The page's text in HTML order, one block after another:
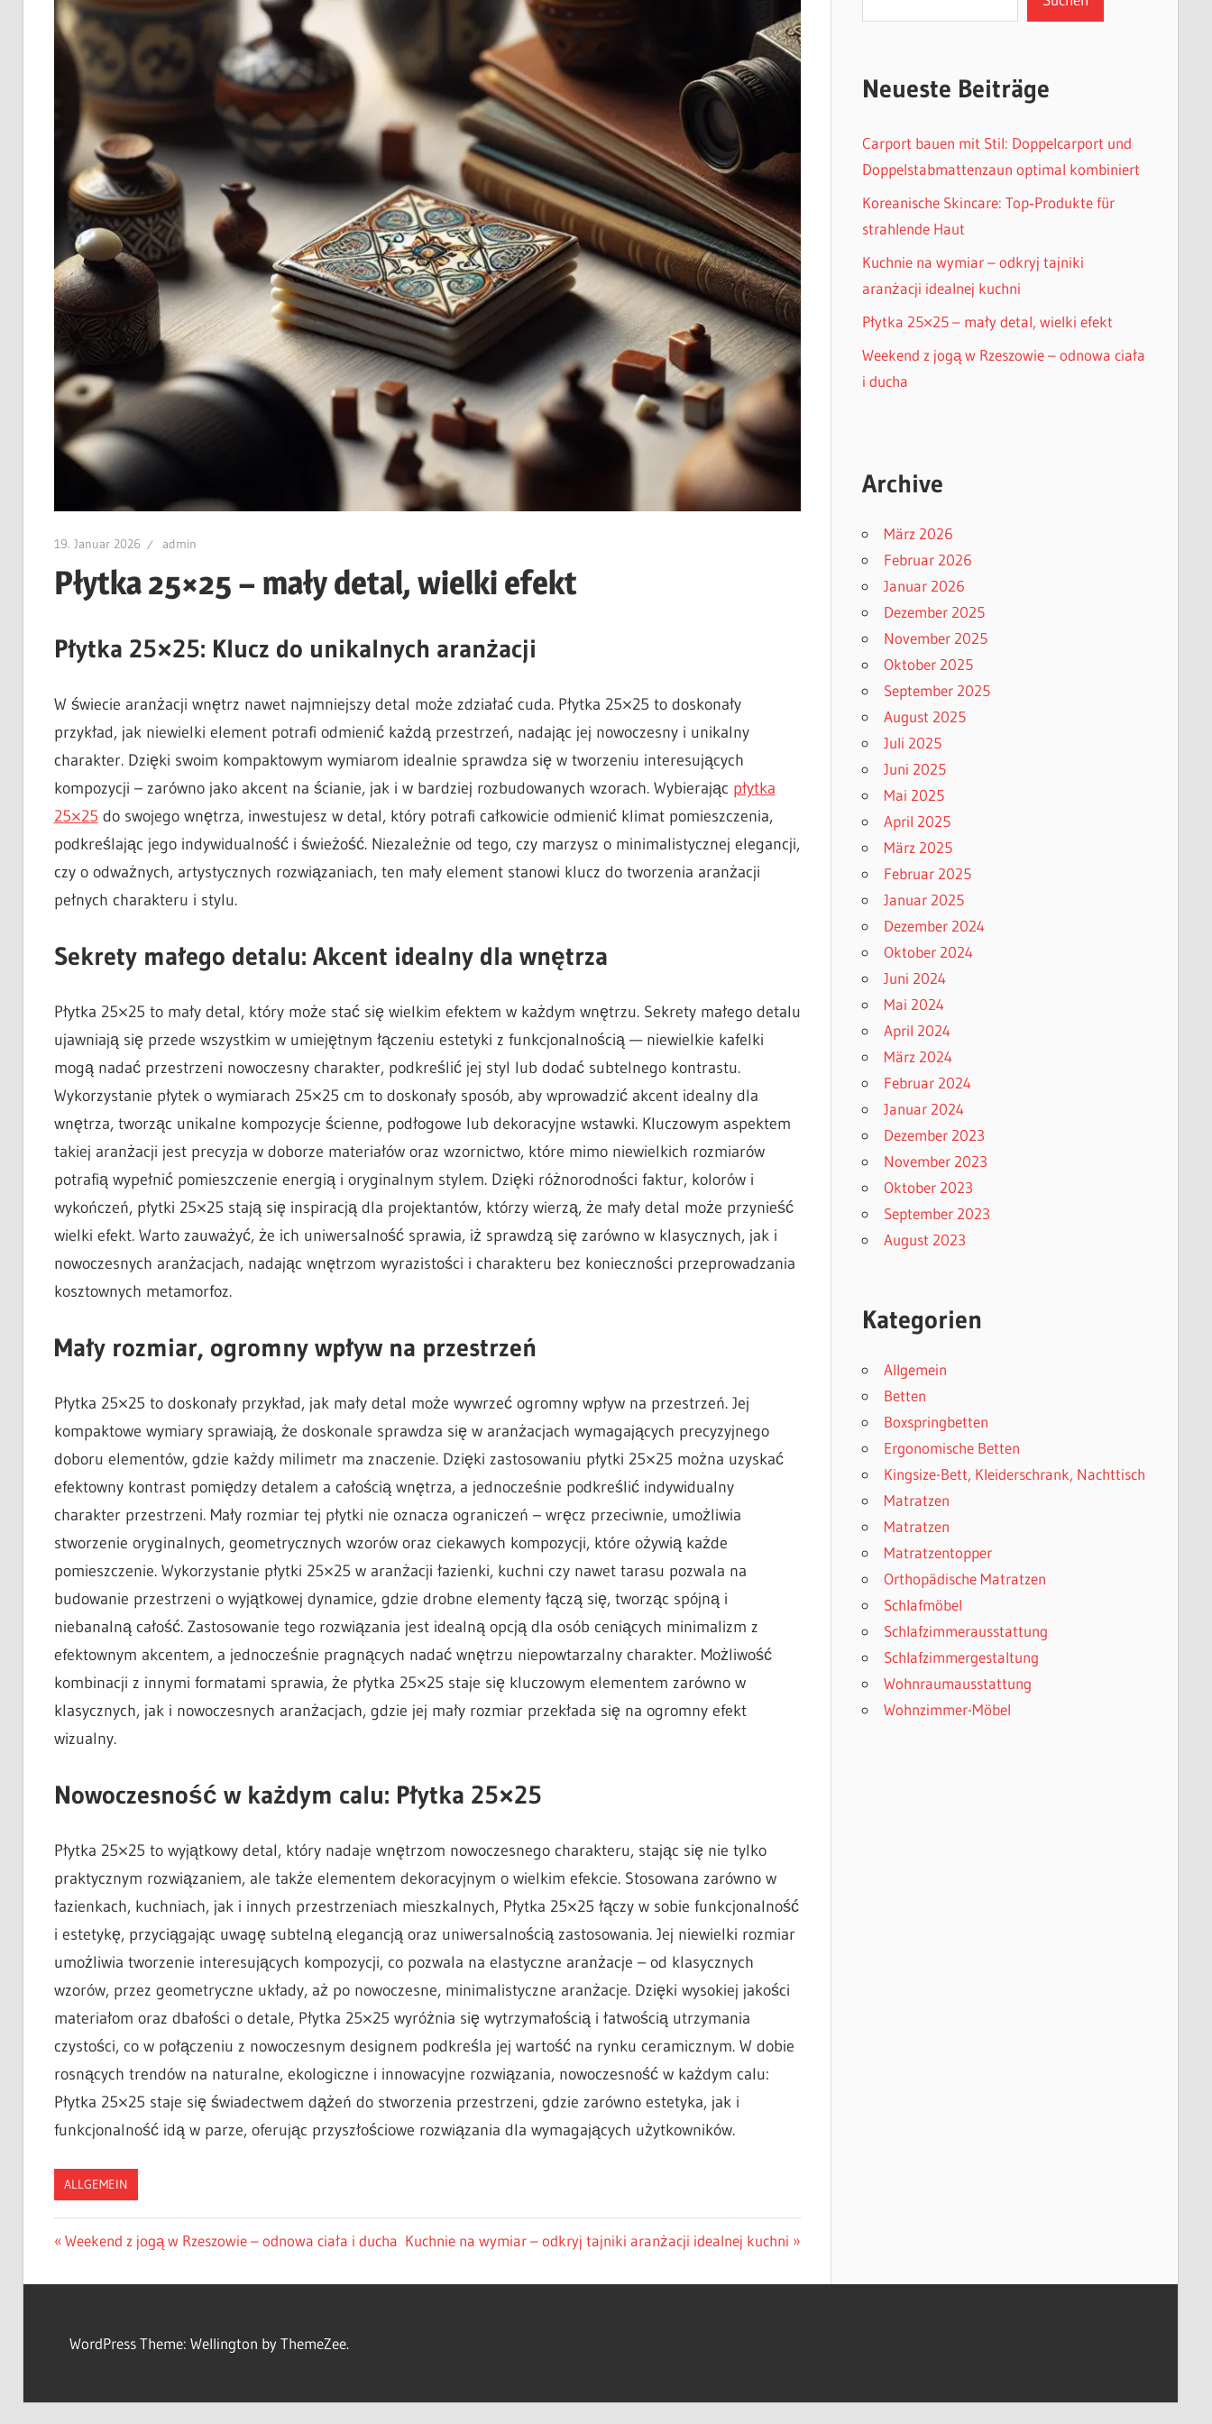
19. Januar 2026 admin
Płytka 25×25 – mały detal, wielki efekt
Płytka 25×25: Klucz do unikalnych aranżacji
W świecie aranżacji wnętrz nawet najmniejszy detal może zdziałać cuda. Płytka 25×25 to doskonały
przykład, jak niewielki element potrafi odmienić każdą przestrzeń, nadając jej nowoczesny i unikalny
charakter. Dzięki swoim kompaktowym wymiarom idealnie sprawdza się w tworzeniu interesujących
kompozycji – zarówno jako akcent na ścianie, jak i w bardziej rozbudowanych wzorach. Wybierając płytka
25×25 do swojego wnętrza, inwestujesz w detal, który potrafi całkowicie odmienić klimat pomieszczenia,
podkreślając jego indywidualność i świeżość. Niezależnie od tego, czy marzysz o minimalistycznej elegancji,
czy o odważnych, artystycznych rozwiązaniach, ten mały element stanowi klucz do tworzenia aranżacji
pełnych charakteru i stylu.
Sekrety małego detalu: Akcent idealny dla wnętrza
Płytka 25×25 to mały detal, który może stać się wielkim efektem w każdym wnętrzu. Sekrety małego detalu
ujawniają się przede wszystkim w umiejętnym łączeniu estetyki z funkcjonalnością — niewielkie kafelki
mogą nadać przestrzeni nowoczesny charakter, podkreślić jej styl lub dodać subtelnego kontrastu.
Wykorzystanie płytek o wymiarach 25×25 cm to doskonały sposób, aby wprowadzić akcent idealny dla
wnętrza, tworząc unikalne kompozycje ścienne, podłogowe lub dekoracyjne wstawki. Kluczowym aspektem
takiej aranżacji jest precyzja w doborze materiałów oraz wzornictwo, które mimo niewielkich rozmiarów
potrafią wypełnić pomieszczenie energią i oryginalnym stylem. Dzięki różnorodności faktur, kolorów i
wykończeń, płytki 25×25 stają się inspiracją dla projektantów, którzy wierzą, że mały detal może przynieść
wielki efekt. Warto zauważyć, że ich uniwersalność sprawia, iż sprawdzą się zarówno w klasycznych, jak i
nowoczesnych aranżacjach, nadając wnętrzom wyrazistości i charakteru bez konieczności przeprowadzania
kosztownych metamorfoz.
Mały rozmiar, ogromny wpływ na przestrzeń
Płytka 25×25 to doskonały przykład, jak mały detal może wywrzeć ogromny wpływ na przestrzeń. Jej
kompaktowe wymiary sprawiają, że doskonale sprawdza się w aranżacjach wymagających precyzyjnego
doboru elementów, gdzie każdy milimetr ma znaczenie. Dzięki zastosowaniu płytki 25×25 można uzyskać
efektowny kontrast pomiędzy detalem a całością wnętrza, a jednocześnie podkreślić indywidualny
charakter przestrzeni. Mały rozmiar tej płytki nie oznacza ograniczeń – wręcz przeciwnie, umożliwia
stworzenie oryginalnych, geometrycznych wzorów oraz ciekawych kompozycji, które ożywią każde
pomieszczenie. Wykorzystanie płytki 25×25 w aranżacji łazienki, kuchni czy nawet tarasu pozwala na
budowanie przestrzeni o wyjątkowej dynamice, gdzie drobne elementy łączą się, tworząc spójną i
niebanalną całość. Zastosowanie tego rozwiązania jest idealną opcją dla osób ceniących minimalizm z
efektownym akcentem, a jednocześnie pragnących nadać wnętrzu niepowtarzalny charakter. Możliwość
kombinacji z innymi formatami sprawia, że płytka 25×25 staje się kluczowym elementem zarówno w
klasycznych, jak i nowoczesnych aranżacjach, gdzie jej mały rozmiar przekłada się na ogromny efekt
wizualny.
Nowoczesność w każdym calu: Płytka 25×25
Płytka 25×25 to wyjątkowy detal, który nadaje wnętrzom nowoczesnego charakteru, stając się nie tylko
praktycznym rozwiązaniem, ale także elementem dekoracyjnym o wielkim efekcie. Stosowana zarówno w
łazienkach, kuchniach, jak i innych przestrzeniach mieszkalnych, Płytka 25×25 łączy w sobie funkcjonalność
i estetykę, przyciągając uwagę subtelną elegancją oraz uniwersalnością zastosowania. Jej niewielki rozmiar
umożliwia tworzenie interesujących kompozycji, co pozwala na elastyczne aranżacje – od klasycznych
wzorów, przez geometryczne układy, aż po nowoczesne, minimalistyczne aranżacje. Dzięki wysokiej jakości
materiałom oraz dbałości o detale, Płytka 25×25 wyróżnia się wytrzymałością i łatwością utrzymania
czystości, co w połączeniu z nowoczesnym designem podkreśla jej wartość na rynku ceramicznym. W dobie
rosnących trendów na naturalne, ekologiczne i innowacyjne rozwiązania, nowoczesność w każdym calu:
Płytka 25×25 staje się świadectwem dążeń do stworzenia przestrzeni, gdzie zarówno estetyka, jak i
funkcjonalność idą w parze, oferując przyszłościowe rozwiązania dla wymagających użytkowników.
ALLGEMEIN
Beitragsnavigation
Vorheriger
Weekend z jogą w Rzeszowie – odnowa ciała i ducha Nächster
Kuchnie na wymiar – odkryj tajniki aranżacji idealnej kuchni
Neueste Beiträge
Carport bauen mit Stil: Doppelcarport und
Doppelstabmattenzaun optimal kombiniert
Koreanische Skincare: Top‑Produkte für
strahlende Haut
Kuchnie na wymiar – odkryj tajniki
aranżacji idealnej kuchni
Płytka 25×25 – mały detal, wielki efekt
Weekend z jogą w Rzeszowie – odnowa ciała
i ducha
Archive
März 2026
Februar 2026
Januar 2026
Dezember 2025
November 2025
Oktober 2025
September 2025
August 2025
Juli 2025
Juni 2025
Mai 2025
April 2025
März 2025
Februar 2025
Januar 2025
Dezember 2024
Oktober 2024
Juni 2024
Mai 2024
April 2024
März 2024
Februar 2024
Januar 2024
Dezember 2023
November 2023
Oktober 2023
September 2023
August 2023
Kategorien
Allgemein
Betten
Boxspringbetten
Ergonomische Betten
Kingsize-Bett, Kleiderschrank, Nachttisch
Matratzen
Matratzen
Matratzentopper
Orthopädische Matratzen
Schlafmöbel
Schlafzimmerausstattung
Schlafzimmergestaltung
Wohnraumausstattung
Wohnzimmer-Möbel
WordPress Theme: Wellington by ThemeZee.